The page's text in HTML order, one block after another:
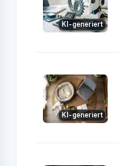
KI-generiert
KI-generiert